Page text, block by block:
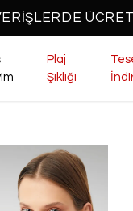
Plaj
Şıklığı